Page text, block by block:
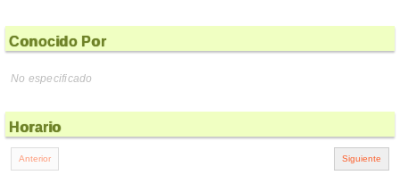
Conocido Por
No especificado
Horario